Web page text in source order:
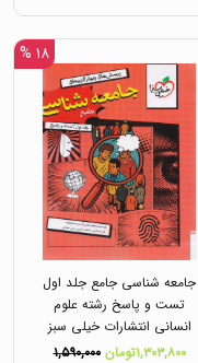
۱۸ %
جامعه شناسی جامع جلد اول
تست و پاسخ رشته علوم
انسانی انتشارات خیلی سبز
۱,۳۰۳,۸۰۰تومان
۱,۵۹۰,۰۰۰